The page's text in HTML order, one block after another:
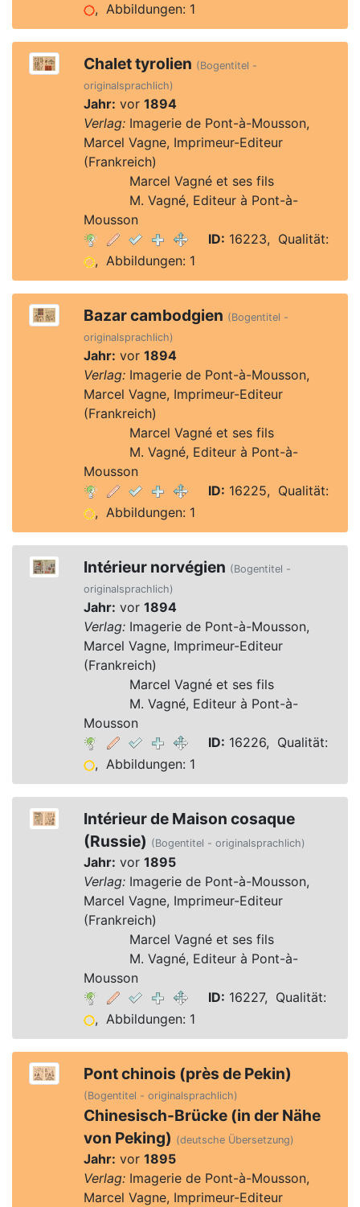
, Abbildungen: 1
Chalet tyrolien (Bogentitel -
originalsprachlich)
Jahr: vor 1894
Verlag:Imagerie de Pont-à-Mousson,
Marcel Vagne, Imprimeur-Editeur
(Frankreich)
Marcel Vagné et ses fils
M. Vagné, Editeur à Pont-à-
Mousson
ID: 16223, Qualität:
, Abbildungen: 1
Bazar cambodgien (Bogentitel -
originalsprachlich)
Jahr: vor 1894
Verlag:Imagerie de Pont-à-Mousson,
Marcel Vagne, Imprimeur-Editeur
(Frankreich)
Marcel Vagné et ses fils
M. Vagné, Editeur à Pont-à-
Mousson
ID: 16225, Qualität:
, Abbildungen: 1
Intérieur norvégien (Bogentitel -
originalsprachlich)
Jahr: vor 1894
Verlag:Imagerie de Pont-à-Mousson,
Marcel Vagne, Imprimeur-Editeur
(Frankreich)
Marcel Vagné et ses fils
M. Vagné, Editeur à Pont-à-
Mousson
ID: 16226, Qualität:
, Abbildungen: 1
Intérieur de Maison cosaque
(Russie) (Bogentitel - originalsprachlich)
Jahr: vor 1895
Verlag:Imagerie de Pont-à-Mousson,
Marcel Vagne, Imprimeur-Editeur
(Frankreich)
Marcel Vagné et ses fils
M. Vagné, Editeur à Pont-à-
Mousson
ID: 16227, Qualität:
, Abbildungen: 1
Pont chinois (près de Pekin)
(Bogentitel - originalsprachlich)
Chinesisch-Brücke (in der Nähe
von Peking) (deutsche Übersetzung)
Jahr: vor 1895
Verlag:Imagerie de Pont-à-Mousson,
Marcel Vagne, Imprimeur-Editeur